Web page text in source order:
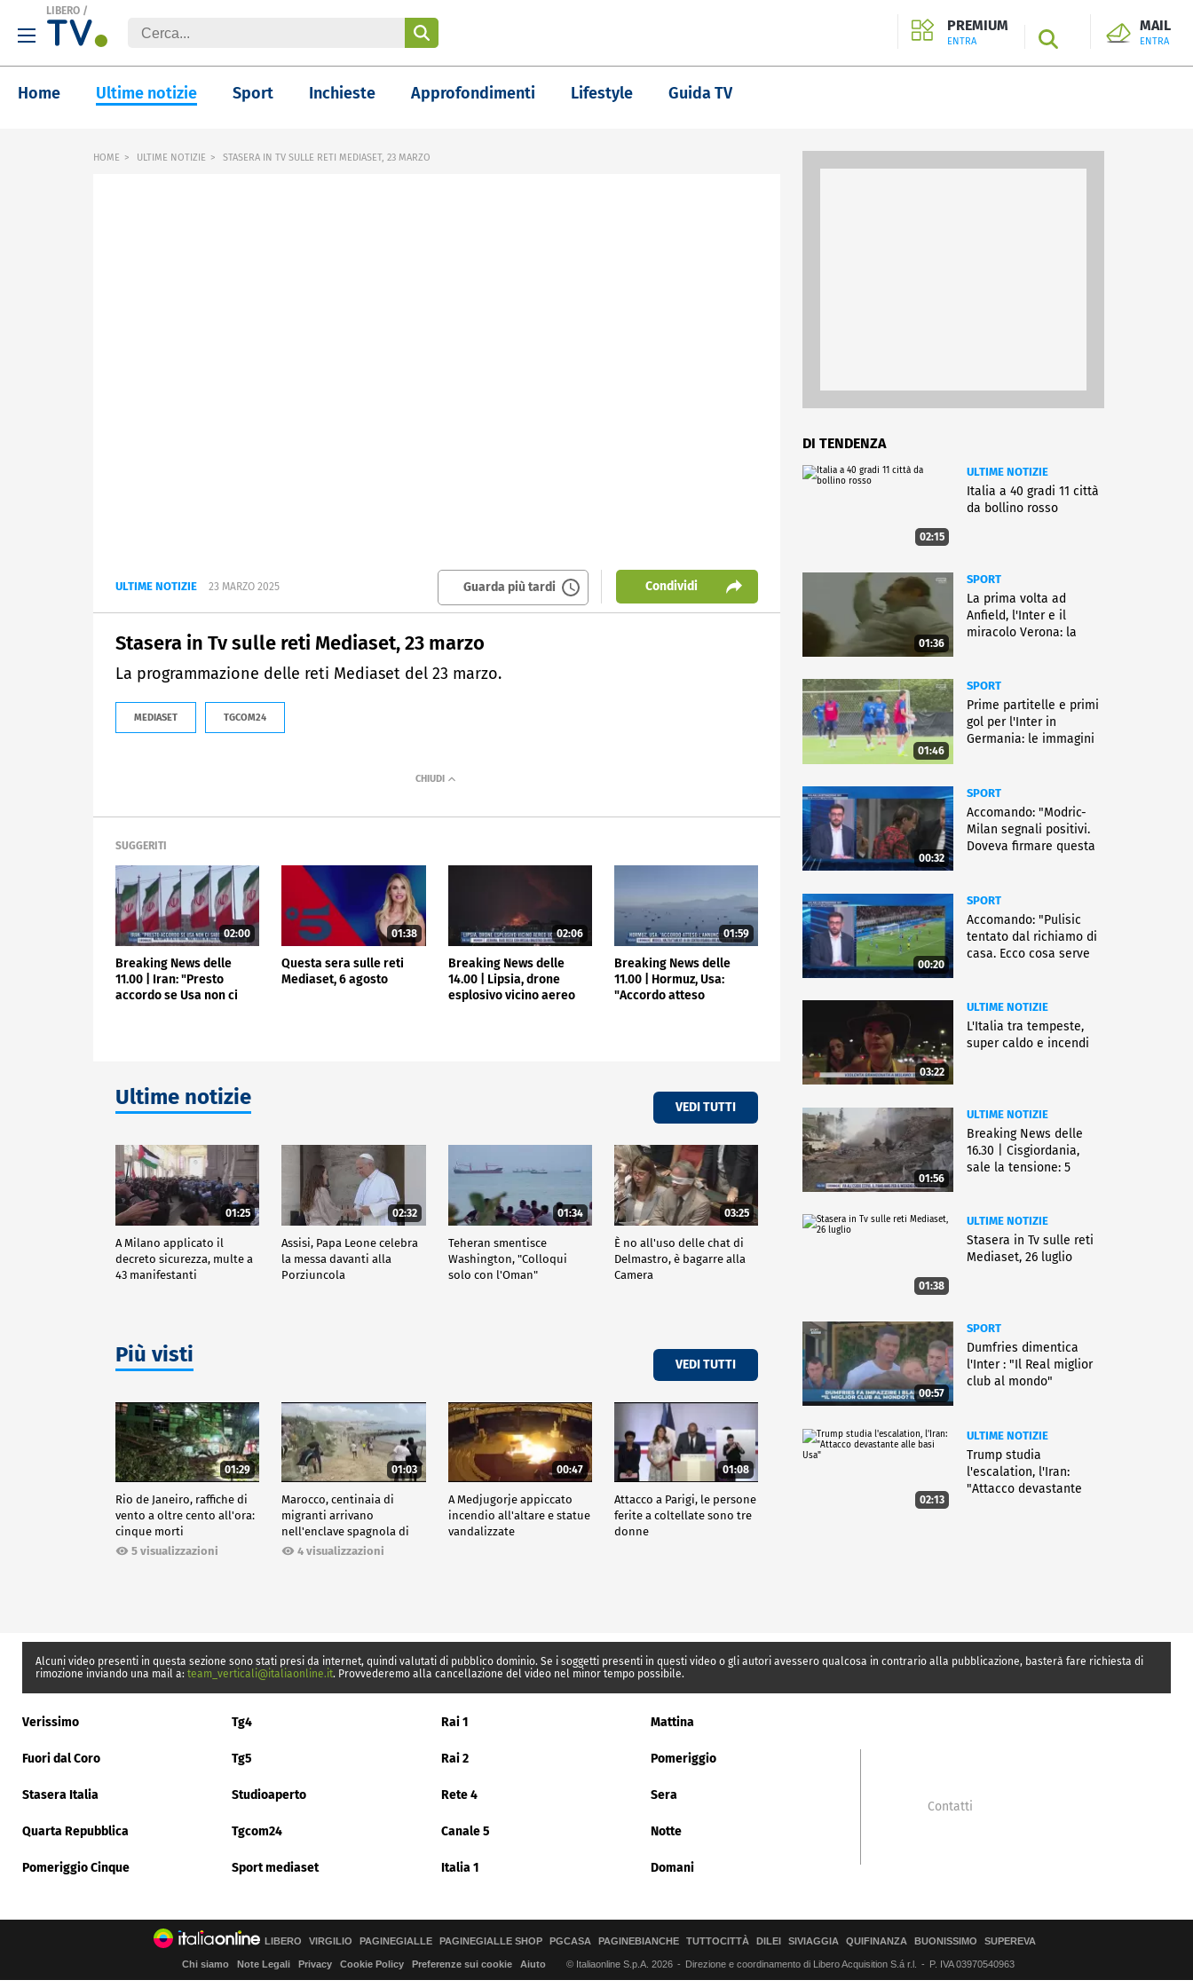
LIBERO /
PREMIUM
ENTRA SEARCH
MAIL
ENTRA
Home Ultime notizie Sport Inchieste Approfondimenti Lifestyle Guida TV
HOME ULTIME NOTIZIE STASERA IN TV SULLE RETI MEDIASET, 23 MARZO
ULTIME NOTIZIE 23 MARZO 2025 Guarda più tardi Condividi
Stasera in Tv sulle reti Mediaset, 23 marzo
La programmazione delle reti Mediaset del 23 marzo.
MEDIASET TGCOM24
SUGGERITI
02:00
Breaking News delle
11.00 | Iran: "Presto
accordo se Usa non ci
01:38
Questa sera sulle reti
Mediaset, 6 agosto
02:06
Breaking News delle
14.00 | Lipsia, drone
esplosivo vicino aereo
01:59
Breaking News delle
11.00 | Hormuz, Usa:
"Accordo atteso
Ultime notizie VEDI TUTTI
01:25
A Milano applicato il
decreto sicurezza, multe a
43 manifestanti
02:32
Assisi, Papa Leone celebra
la messa davanti alla
Porziuncola
01:34
Teheran smentisce
Washington, "Colloqui
solo con l'Oman"
03:25
È no all'uso delle chat di
Delmastro, è bagarre alla
Camera
Più visti VEDI TUTTI
01:29
Rio de Janeiro, raffiche di
vento a oltre cento all'ora:
cinque morti
5 visualizzazioni
01:03
Marocco, centinaia di
migranti arrivano
nell'enclave spagnola di
Ceuta4 visualizzazioni
00:47
A Medjugorje appiccato
incendio all'altare e statue
vandalizzate
01:08
Attacco a Parigi, le persone
ferite a coltellate sono tre
donne
DI TENDENZA
02:15
ULTIME NOTIZIE
Italia a 40 gradi 11 città
da bollino rosso
01:36
SPORT
La prima volta ad
Anfield, l'Inter e il
miracolo Verona: la
01:46
SPORT
Prime partitelle e primi
gol per l'Inter in
Germania: le immagini
00:32
SPORT
Accomando: "Modric-
Milan segnali positivi.
Doveva firmare questa
00:20
SPORT
Accomando: "Pulisic
tentato dal richiamo di
casa. Ecco cosa serve
03:22
ULTIME NOTIZIE
L'Italia tra tempeste,
super caldo e incendi
01:56
ULTIME NOTIZIE
Breaking News delle
16.30 | Cisgiordania,
sale la tensione: 5
01:38
ULTIME NOTIZIE
Stasera in Tv sulle reti
Mediaset, 26 luglio
00:57
SPORT
Dumfries dimentica
l'Inter : "Il Real miglior
club al mondo"
02:13
ULTIME NOTIZIE
Trump studia
l'escalation, l'Iran:
"Attacco devastante
Alcuni video presenti in questa sezione sono stati presi da internet, quindi valutati di pubblico dominio. Se i soggetti presenti in questi video o gli autori avessero qualcosa in contrario alla pubblicazione, basterà fare richiesta di
rimozione inviando una mail a: team_verticali@italiaonline.it. Provvederemo alla cancellazione del video nel minor tempo possibile.
Verissimo Tg4 Rai 1 Mattina
Fuori dal Coro Tg5 Rai 2 Pomeriggio
Stasera Italia Studioaperto Rete 4 Sera
Quarta Repubblica Tgcom24 Canale 5 Notte
Pomeriggio Cinque Sport mediaset Italia 1 Domani
Contatti
LIBERO VIRGILIO PAGINEGIALLE PAGINEGIALLE SHOP PGCASA PAGINEBIANCHE TUTTOCITTÀ DILEI SIVIAGGIA QUIFINANZA BUONISSIMO SUPEREVA
Chi siamo Note Legali Privacy Cookie Policy Preferenze sui cookie Aiuto © Italiaonline S.p.A. 2026 Direzione e coordinamento di Libero Acquisition S.á r.l. P. IVA 03970540963